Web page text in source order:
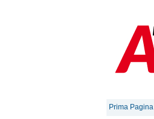
Prima Pagina